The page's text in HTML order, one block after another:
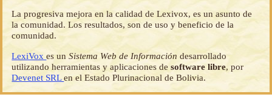
La progresiva mejora en la calidad de Lexivox, es un asunto de
la comunidad. Los resultados, son de uso y beneficio de la
comunidad.
LexiVoxes unSistema Web de Información desarrollado
utilizando herramientas y aplicaciones desoftware libre, por
Devenet SRLen el Estado Plurinacional de Bolivia.